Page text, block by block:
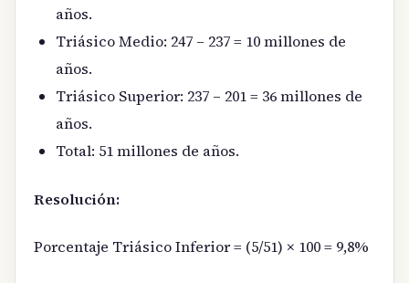
años.
Triásico Medio: 247 – 237 = 10 millones de
años.
Triásico Superior: 237 – 201 = 36 millones de
años.
Total: 51 millones de años.
Resolución:
Porcentaje Triásico Inferior = (5/51) × 100 = 9,8%